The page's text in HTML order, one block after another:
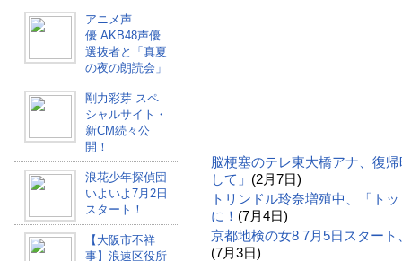
アニメ声
優.AKB48声優
選抜者と「真夏
の夜の朗読会」
剛力彩芽 スペ
シャルサイト・
新CM続々公
開！
浪花少年探偵団
いよいよ7月2日
スタート！
【大阪市不祥
事】浪速区役所
脳梗塞のテレ東大橋アナ、復
して」 (2月7日)
トリンドル玲奈増殖中、「ト
に！ (7月4日)
京都地検の女8 7月5日スター
(7月3日)